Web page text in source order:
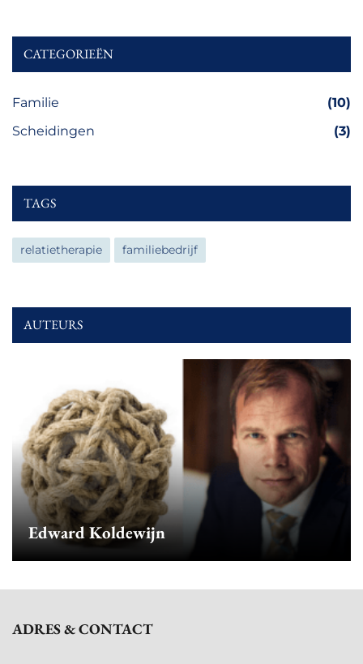
CATEGORIEËN
Familie
(10)
Scheidingen
(3)
TAGS
relatietherapie familiebedrijf
AUTEURS
Edward Koldewijn
ADRES & CONTACT